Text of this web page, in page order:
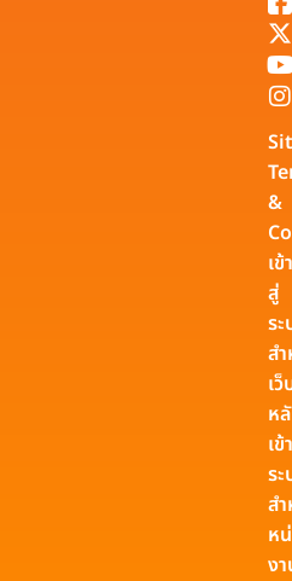
&
เข้า
สู่
ร
ส
เ
ห
เข้
ร
ส
ห
ง